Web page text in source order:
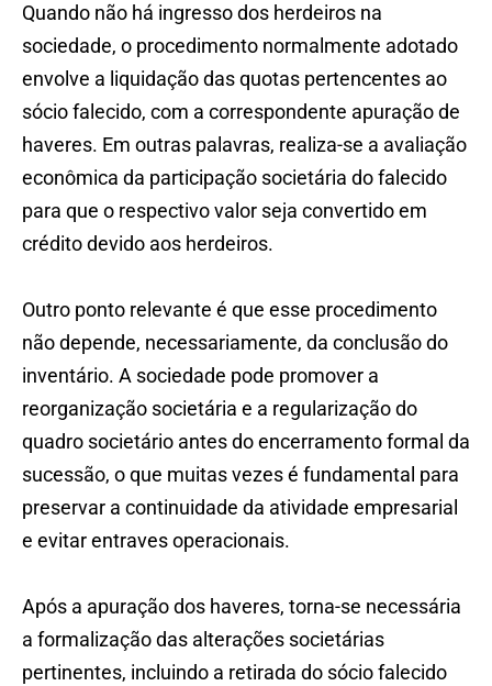
Quando não há ingresso dos herdeiros na
sociedade, o procedimento normalmente adotado
envolve a liquidação das quotas pertencentes ao
sócio falecido, com a correspondente apuração de
haveres. Em outras palavras, realiza-se a avaliação
econômica da participação societária do falecido
para que o respectivo valor seja convertido em
crédito devido aos herdeiros.
Outro ponto relevante é que esse procedimento
não depende, necessariamente, da conclusão do
inventário. A sociedade pode promover a
reorganização societária e a regularização do
quadro societário antes do encerramento formal da
sucessão, o que muitas vezes é fundamental para
preservar a continuidade da atividade empresarial
e evitar entraves operacionais.
Após a apuração dos haveres, torna-se necessária
a formalização das alterações societárias
pertinentes, incluindo a retirada do sócio falecido